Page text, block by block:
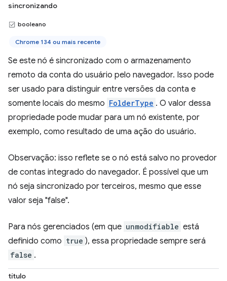
sincronizando
booleano
Chrome 134 ou mais recente
Se este nó é sincronizado com o armazenamento
remoto da conta do usuário pelo navegador. Isso pode
ser usado para distinguir entre versões da conta e
somente locais do mesmo FolderType . O valor dessa
propriedade pode mudar para um nó existente, por
exemplo, como resultado de uma ação do usuário.
Observação: isso reflete se o nó está salvo no provedor
de contas integrado do navegador. É possível que um
nó seja sincronizado por terceiros, mesmo que esse
valor seja "false".
Para nós gerenciados (em que unmodifiable está
definido como true ), essa propriedade sempre será
false .
título